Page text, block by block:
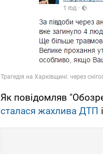
Як повідомляв
сталася жахлива ДТП